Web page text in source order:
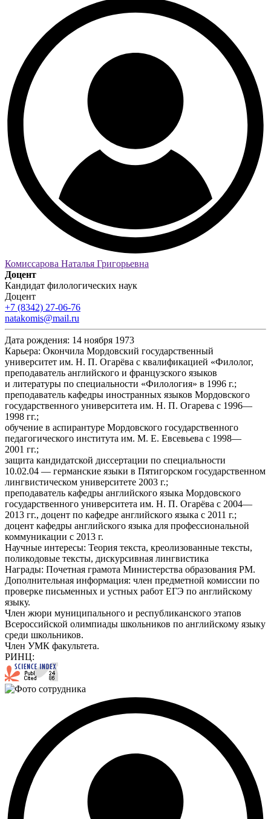
Комиссарова Наталья Григорьевна
Доцент
Кандидат филологических наук
Доцент
+7 (8342) 27-06-76
natakomis@mail.ru
Дата рождения: 14 ноября 1973
Карьера: Окончила Мордовский государственный
университет им. Н. П. Огарёва с квалификацией «Филолог,
преподаватель английского и французского языков
и литературы по специальности «Филология» в 1996 г.;
преподаватель кафедры иностранных языков Мордовского
государственного университета им. Н. П. Огарева с 1996—
1998 гг.;
обучение в аспирантуре Мордовского государственного
педагогического института им. М. Е. Евсевьева с 1998—
2001 гг.;
защита кандидатской диссертации по специальности
10.02.04 — германские языки в Пятигорском государственном
лингвистическом университете 2003 г.;
преподаватель кафедры английского языка Мордовского
государственного университета им. Н. П. Огарёва с 2004—
2013 гг., доцент по кафедре английского языка с 2011 г.;
доцент кафедры английского языка для профессиональной
коммуникации с 2013 г.
Научные интересы: Теория текста, креолизованные тексты,
поликодовые тексты, дискурсивная лингвистика
Награды: Почетная грамота Министерства образования РМ.
Дополнительная информация: член предметной комиссии по
проверке письменных и устных работ ЕГЭ по английскому
языку.
Член жюри муниципального и республиканского этапов
Всероссийской олимпиады школьников по английскому языку
среди школьников.
Член УМК факультета.
РИНЦ: